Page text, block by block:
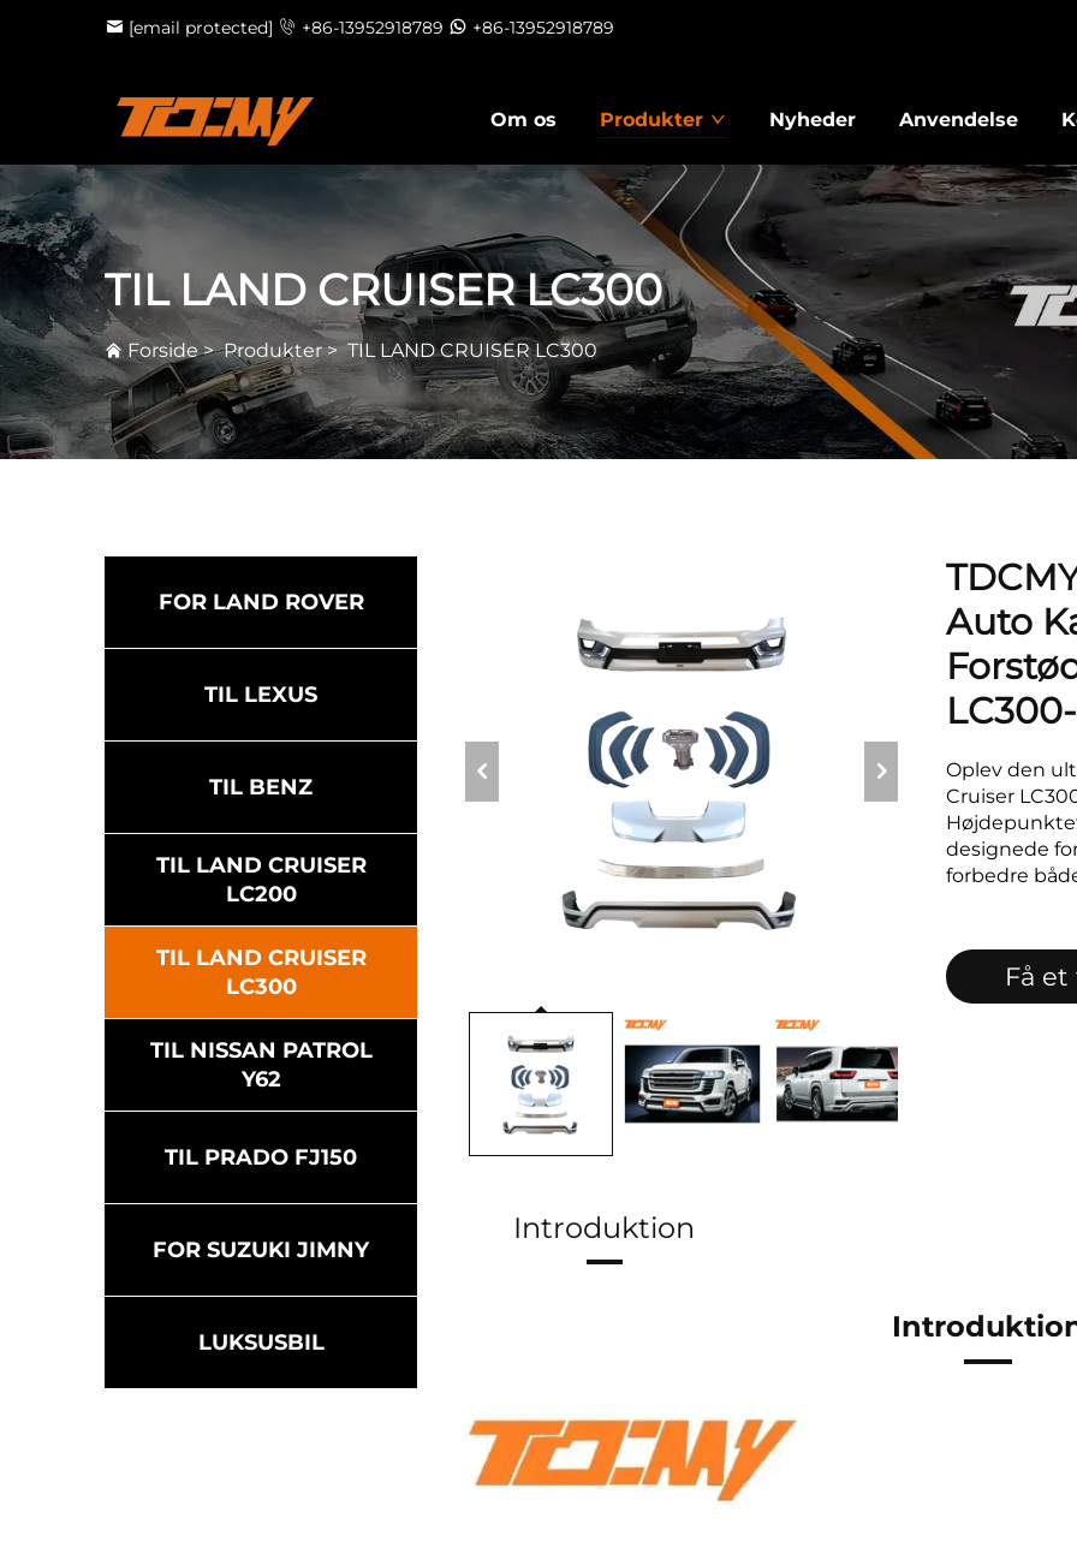
[email protected] +86-13952918789 +86-13952918789
Om os Produkter Nyheder Anvendelse
TIL LAND CRUISER LC300
Forside>Produkter> TIL LAND CRUISER LC300
FOR LAND ROVER
TIL LEXUS
TIL BENZ
TIL LAND CRUISER
LC200
TIL LAND CRUISER
LC300
TIL NISSAN PATROL
Y62
TIL PRADO FJ150
FOR SUZUKI JIMNY
LUKSUSBIL
Auto
Oplev den
Cruiser
designede
forbedre
Få
Introduktion